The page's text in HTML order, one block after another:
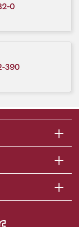
0
390